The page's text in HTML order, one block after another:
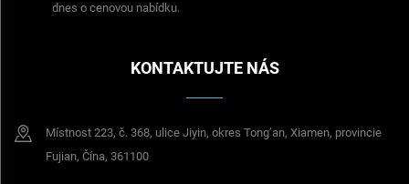
dnes o cenovou nabídku.
KONTAKTUJTE NÁS
Místnost 223, č. 368, ulice Jiyin, okres Tong’an, Xiamen, provincie
Fujian, Čína, 361100